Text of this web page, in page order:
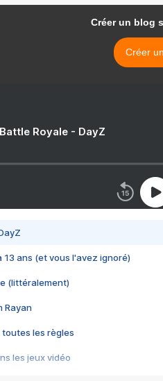
Créer un blog
Créer
Royale - DayZ
13 ans (et vous l'avez ignoré)
(littéralement)
Rayan
toutes les règles
les jeux vidéo